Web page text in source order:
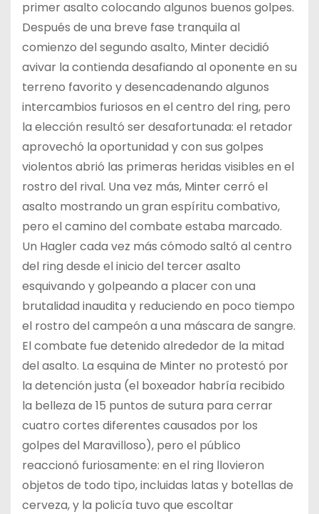
primer asalto colocando algunos buenos golpes.
Después de una breve fase tranquila al
comienzo del segundo asalto, Minter decidió
avivar la contienda desafiando al oponente en su
terreno favorito y desencadenando algunos
intercambios furiosos en el centro del ring, pero
la elección resultó ser desafortunada: el retador
aprovechó la oportunidad y con sus golpes
violentos abrió las primeras heridas visibles en el
rostro del rival. Una vez más, Minter cerró el
asalto mostrando un gran espíritu combativo,
pero el camino del combate estaba marcado.
Un Hagler cada vez más cómodo saltó al centro
del ring desde el inicio del tercer asalto
esquivando y golpeando a placer con una
brutalidad inaudita y reduciendo en poco tiempo
el rostro del campeón a una máscara de sangre.
El combate fue detenido alrededor de la mitad
del asalto. La esquina de Minter no protestó por
la detención justa (el boxeador habría recibido
la belleza de 15 puntos de sutura para cerrar
cuatro cortes diferentes causados por los
golpes del Maravilloso), pero el público
reaccionó furiosamente: en el ring llovieron
objetos de todo tipo, incluidas latas y botellas de
cerveza, y la policía tuvo que escoltar